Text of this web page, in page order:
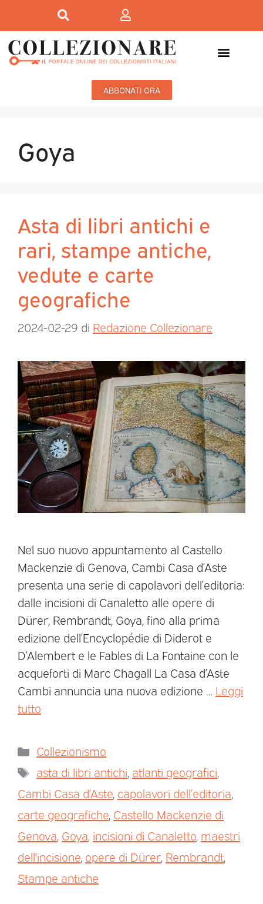
ABBONATI ORA
Goya
Asta di libri antichi e
rari, stampe antiche,
vedute e carte
geografiche
2024-02-29 di Redazione Collezionare
Nel suo nuovo appuntamento al Castello
Mackenzie di Genova, Cambi Casa d’Aste
presenta una serie di capolavori dell’editoria:
dalle incisioni di Canaletto alle opere di
Dürer, Rembrandt, Goya, fino alla prima
edizione dell’Encyclopédie di Diderot e
D’Alembert e le Fables di La Fontaine con le
acqueforti di Marc Chagall La Casa d’Aste
Cambi annuncia una nuova edizione … Leggi
tutto
Collezionismo
asta di libri antichi atlanti geografici
Cambi Casa d’Aste capolavori dell’editoria
carte geografiche Castello Mackenzie di
Genova Goya incisioni di Canaletto maestri
dell'incisione opere di Dürer Rembrandt
Stampe antiche